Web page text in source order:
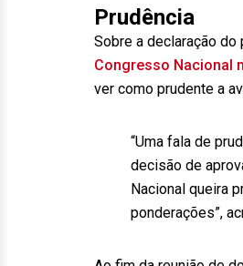
Prudência
Sobre a declaração
Congresso Nacional
ver como prudente a
“Uma fala de
decisão de
Nacional queira
ponderações”,